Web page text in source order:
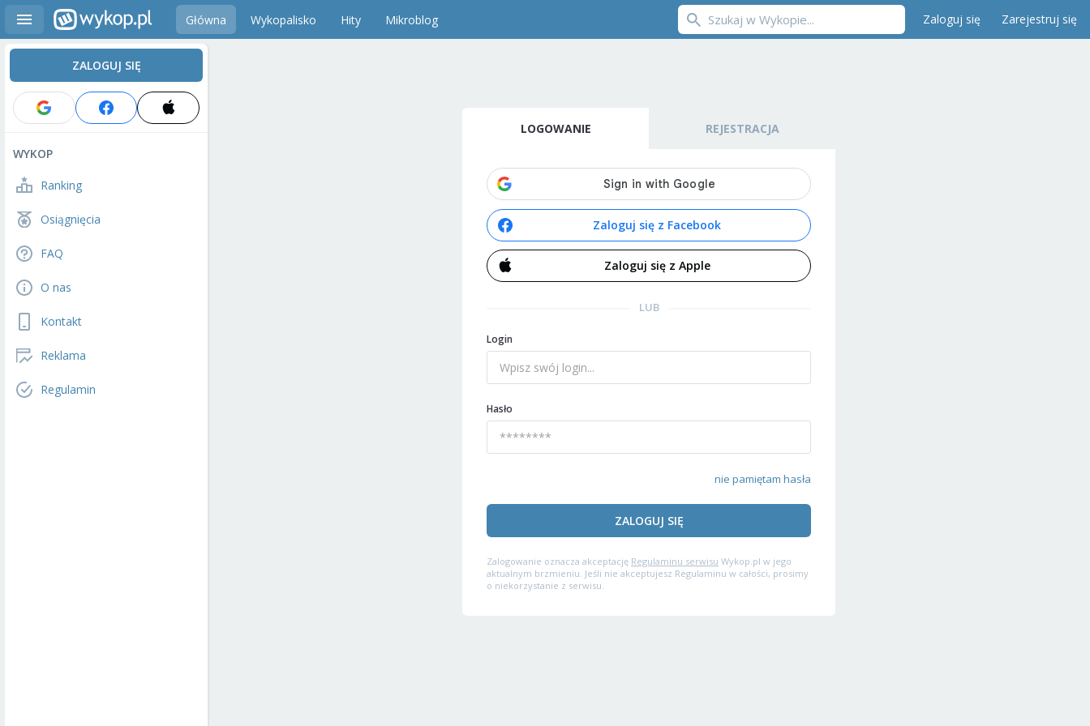
Główna Wykopalisko Hity Mikroblog Zaloguj się Zarejestruj się
ZALOGUJ SIĘ
WYKOP
Ranking
Osiągnięcia
FAQ
O nas
Kontakt
Reklama
Regulamin
LOGOWANIE REJESTRACJA
Zaloguj się z Facebook
Zaloguj się z Apple
LUB
Login
Hasło
nie pamiętam hasła
ZALOGUJ SIĘ
Zalogowanie oznacza akceptację Regulaminu serwisu Wykop.pl w jego
aktualnym brzmieniu. Jeśli nie akceptujesz Regulaminu w całości, prosimy
o niekorzystanie z serwisu.